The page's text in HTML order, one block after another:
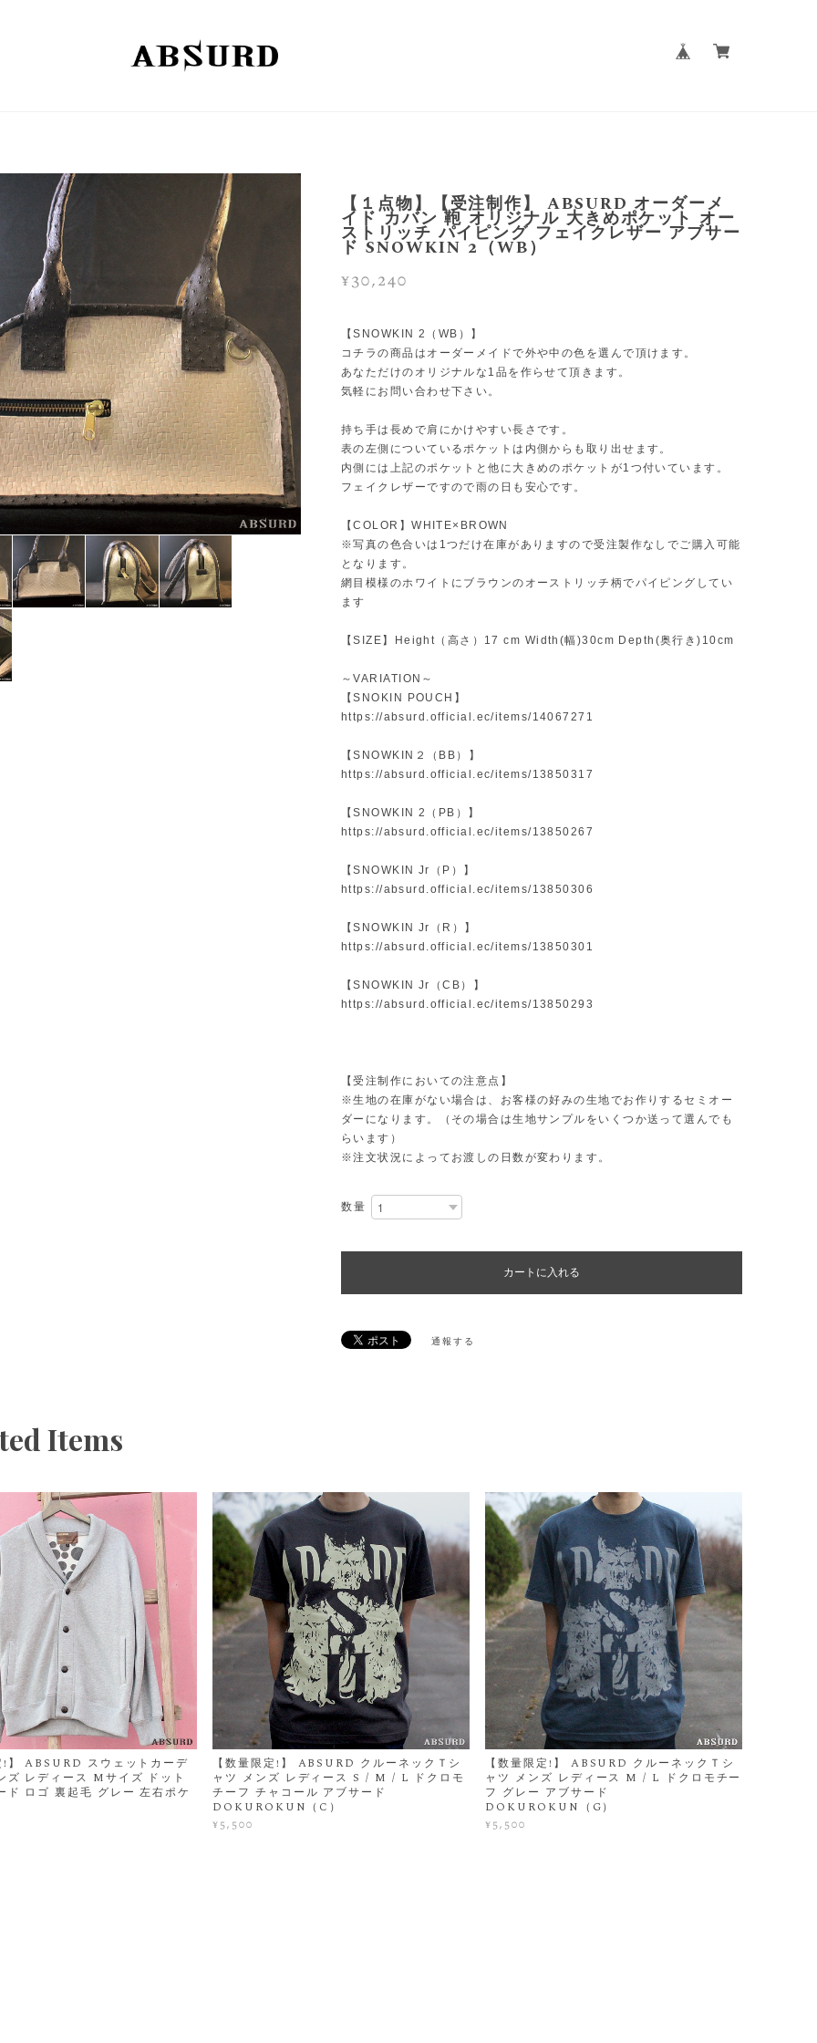
【１点物】【受注制作】 ABSURD オーダーメ
イド カバン 鞄 オリジナル 大きめポケット オー
ストリッチ パイピング フェイクレザー アブサー
ド SNOWKIN 2（WB）
¥30,240
【SNOWKIN 2（WB）】
コチラの商品はオーダーメイドで外や中の色を選んで頂けます。
あなただけのオリジナルな1品を作らせて頂きます。
気軽にお問い合わせ下さい。
持ち手は長めで肩にかけやすい長さです。
表の左側についているポケットは内側からも取り出せます。
内側には上記のポケットと他に大きめのポケットが1つ付いています。
フェイクレザーですので雨の日も安心です。
【COLOR】WHITE×BROWN
※写真の色合いは1つだけ在庫がありますので受注製作なしでご購入可能
となります。
網目模様のホワイトにブラウンのオーストリッチ柄でパイピングしてい
ます
【SIZE】Height（高さ）17 cm Width(幅)30cm Depth(奥行き)10cm
～VARIATION～
【SNOKIN POUCH】
https://absurd.official.ec/items/14067271
【SNOWKIN２（BB）】
https://absurd.official.ec/items/13850317
【SNOWKIN 2（PB）】
https://absurd.official.ec/items/13850267
【SNOWKIN Jr（P）】
https://absurd.official.ec/items/13850306
【SNOWKIN Jr（R）】
https://absurd.official.ec/items/13850301
【SNOWKIN Jr（CB）】
https://absurd.official.ec/items/13850293
【受注制作においての注意点】
※生地の在庫がない場合は、お客様の好みの生地でお作りするセミオー
ダーになります。（その場合は生地サンプルをいくつか送って選んでも
らいます）
※注文状況によってお渡しの日数が変わります。
数量
カートに入れる
通報する
Items
!】 ABSURD スウェットカーデ
ズ レディース Mサイズ ドット
ド ロゴ 裏起毛 グレー 左右ポケ
【数量限定!】 ABSURD クルーネックＴシ
ャツ メンズ レディース S / M / L ドクロモ
チーフ チャコール アブサード
DOKUROKUN（C）
¥5,500
【数量限定!】 ABSURD クルーネックＴシ
ャツ メンズ レディース M / L ドクロモチー
フ グレー アブサード
DOKUROKUN（G）
¥5,500